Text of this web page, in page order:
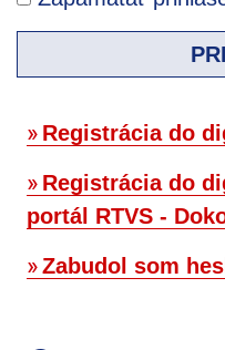
Registrácia do
Registrácia do
portál RTVS -
Zabudol som